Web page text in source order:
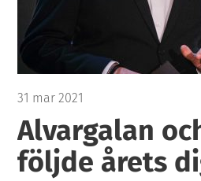
31 mar 2021
Alvargalan
följde årets